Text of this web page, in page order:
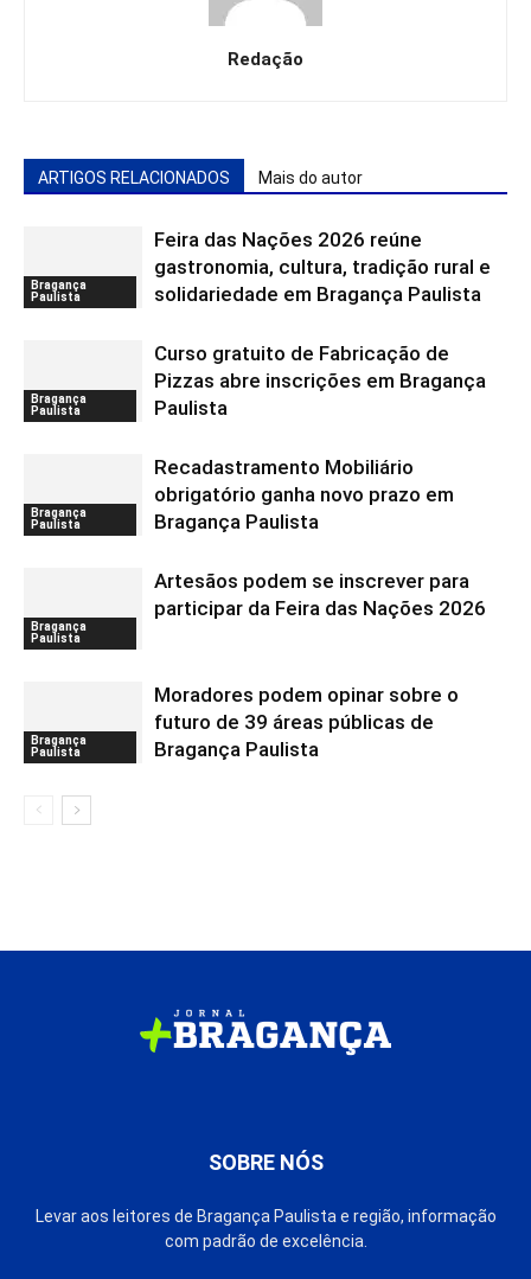
Redação
ARTIGOS RELACIONADOS Mais do autor
Bragança
Paulista
Feira das Nações 2026 reúne
gastronomia, cultura, tradição rural e
solidariedade em Bragança Paulista
Bragança
Paulista
Curso gratuito de Fabricação de
Pizzas abre inscrições em Bragança
Paulista
Bragança
Paulista
Recadastramento Mobiliário
obrigatório ganha novo prazo em
Bragança Paulista
Bragança
Paulista
Artesãos podem se inscrever para
participar da Feira das Nações 2026
Bragança
Paulista
Moradores podem opinar sobre o
futuro de 39 áreas públicas de
Bragança Paulista
SOBRE NÓS
Levar aos leitores de Bragança Paulista e região, informação
com padrão de excelência.